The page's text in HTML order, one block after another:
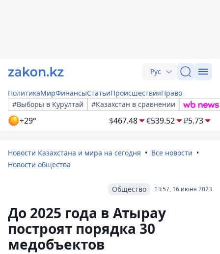
Рус
ПолитикаМирФинансыСтатьиПроисшествияПраво
#Выборы в Курултай
#Казахстан в сравнении
+29° $467.48 €539.52 ₽5.73
Новости Казахстана и мира на сегодня
Все новости
Новости общества
13:57, 16 июня 2023
Общество
До 2025 года в Атырау
построят порядка 30
медобъектов